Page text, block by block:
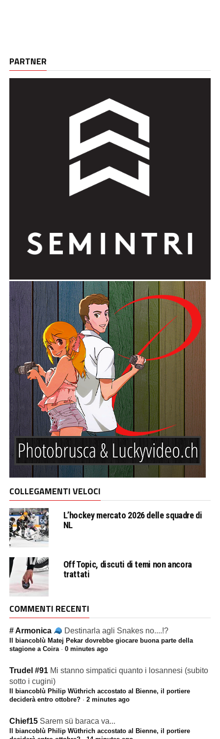
PARTNER
COLLEGAMENTI VELOCI
L’hockey mercato 2026 delle squadre di
NL
Off Topic, discuti di temi non ancora
trattati
COMMENTI RECENTI
# Armonica Destinarla agli Snakes no....!?
Il biancoblù Matej Pekar dovrebbe giocare buona parte della
stagione a Coira· 0 minutes ago
Trudel #91 Mi stanno simpatici quanto i losannesi (subito
sotto i cugini)
Il biancoblù Philip Wüthrich accostato al Bienne, il portiere
deciderà entro ottobre?· 2 minutes ago
Chief15 Sarem sü baraca va...
Il biancoblù Philip Wüthrich accostato al Bienne, il portiere